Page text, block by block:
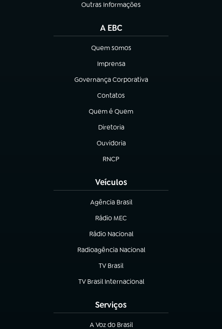
Outras Informações
(abre em nova aba)
A EBC
Quem somos
(abre em nova aba)
Imprensa
(abre em nova aba)
Governança Corporativa
(abre em nova aba)
Contatos
(abre em nova aba)
Quem é Quem
(abre em nova aba)
Diretoria
(abre em nova aba)
Ouvidoria
(abre em nova aba)
RNCP
(abre em nova aba)
Veículos
Agência Brasil
(abre em nova aba)
Rádio MEC
(abre em nova aba)
Rádio Nacional
Radioagência Nacional
(abre em nova aba)
TV Brasil
(abre em nova aba)
TV Brasil Internacional
(abre em nova aba)
Serviços
A Voz do Brasil